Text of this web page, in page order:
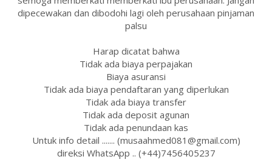
dipecewakan dan dibodohi lagi oleh perusahaan pinjaman
palsu
Harap dicatat bahwa
Tidak ada biaya perpajakan
Biaya asuransi
Tidak ada biaya pendaftaran yang diperlukan
Tidak ada biaya transfer
Tidak ada deposit agunan
Tidak ada penundaan kas
Untuk info detail ....... (musaahmed081@gmail.com)
direksi WhatsApp .. (+44)7456405237